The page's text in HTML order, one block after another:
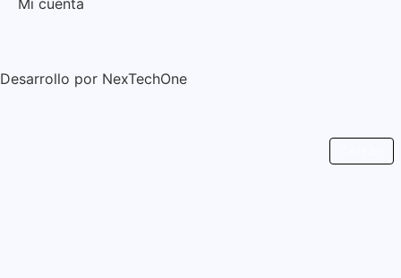
Desarrollo por NexTechOne